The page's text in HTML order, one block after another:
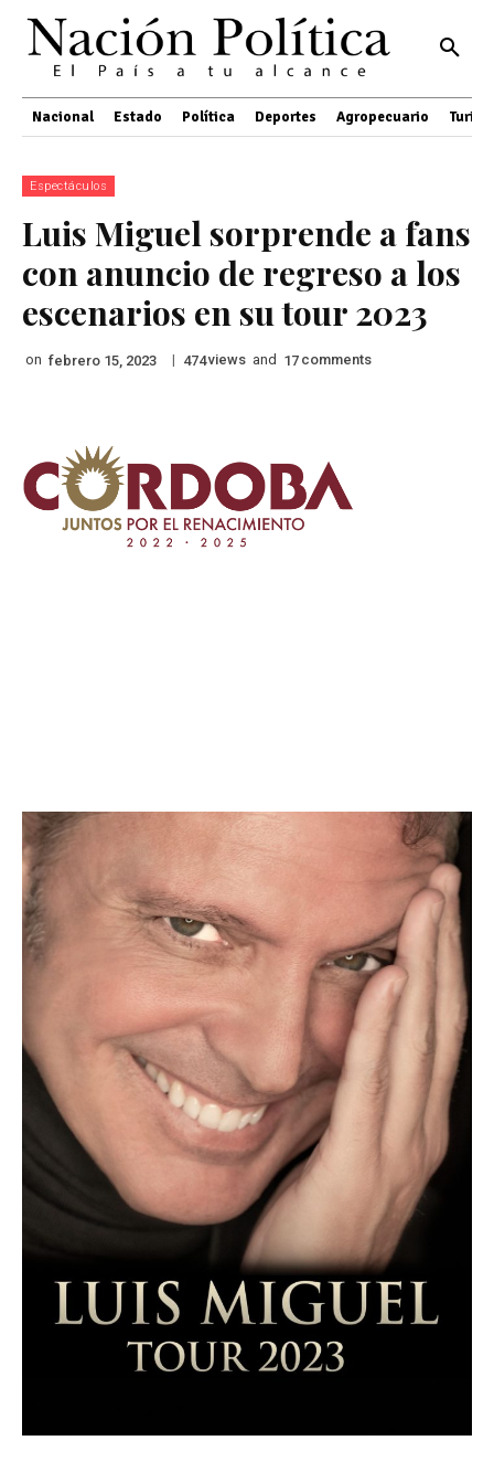
Nacional Estado Política Deportes Agropecuario
Espectáculos
Luis Miguel sorprende a fans
con anuncio de regreso a los
escenarios en su tour 2023
on febrero 15, 2023 | 474views and 17 comments